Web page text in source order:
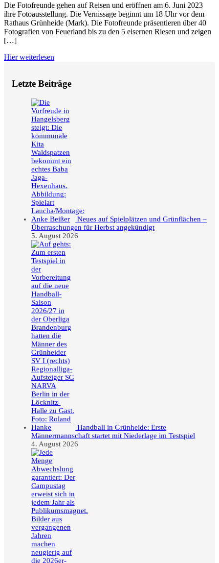
Die Fotofreunde gehen auf Reisen und eröffnen am 6. Juni 2023
ihre Fotoausstellung. Die Vernissage beginnt um 18 Uhr vor dem
Rathaus Grünheide (Mark). Die Fotofreunde präsentieren über 40
Fotografien von Feuerland bis zu den 5 eisernen Riesen und zeigen
[…]
Hier weiterlesen
Letzte Beiträge
Neues auf Spielplätzen und Grünflächen –
Überraschungen für Herbst angekündigt
5. August 2026
Handball in Grünheide: Erste
Männermannschaft startet mit Niederlage im Testspiel
4. August 2026